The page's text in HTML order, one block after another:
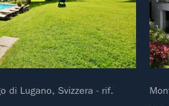
di Lugano, Svizzera - rif.